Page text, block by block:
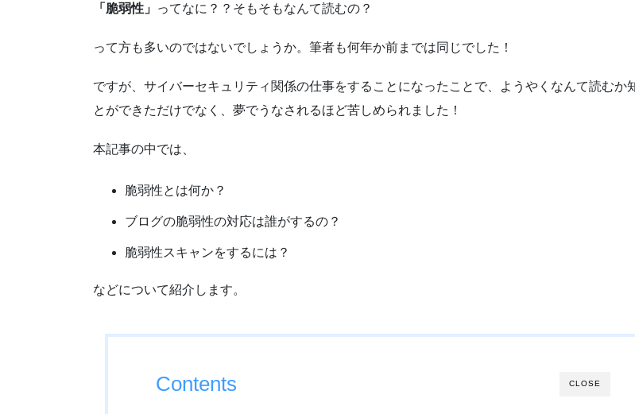
「脆弱性」 ってなに？？そもそもなんて読むの？
って方も多いのではないでしょうか。筆者も何年か前までは同じでした！
ですが、サイバーセキュリティ関係の仕事をすることになったことで、ようやくなんて読むか
とができただけでなく、夢でうなされるほど苦しめられました！
本記事の中では、
脆弱性とは何か？
ブログの脆弱性の対応は誰がするの？
脆弱性スキャンをするには？
などについて紹介します。
CLOSE
Contents